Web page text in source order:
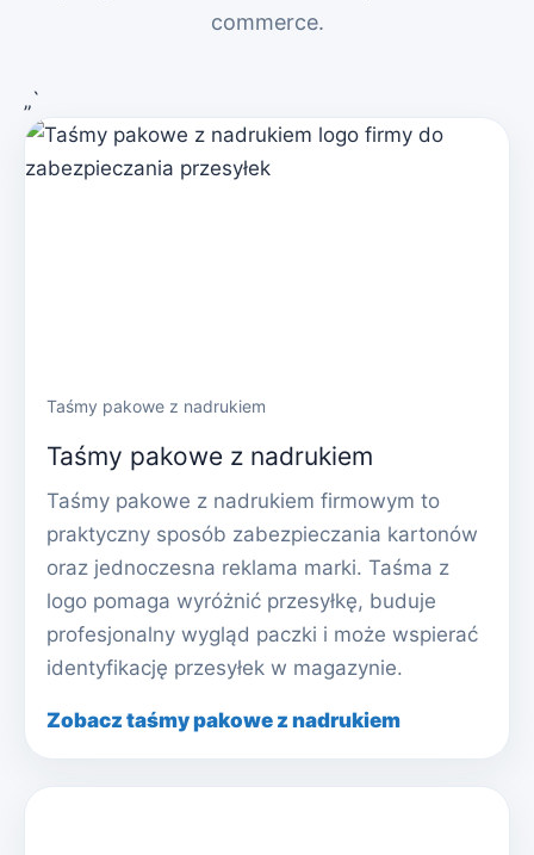
commerce.
„`
Taśmy pakowe z nadrukiem
Taśmy pakowe z nadrukiem
Taśmy pakowe z nadrukiem firmowym to
praktyczny sposób zabezpieczania kartonów
oraz jednoczesna reklama marki. Taśma z
logo pomaga wyróżnić przesyłkę, buduje
profesjonalny wygląd paczki i może wspierać
identyfikację przesyłek w magazynie.
Zobacz taśmy pakowe z nadrukiem